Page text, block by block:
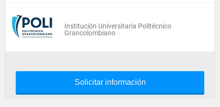
Institución Universitaria Politécnico
Grancolombiano
Solicitar información